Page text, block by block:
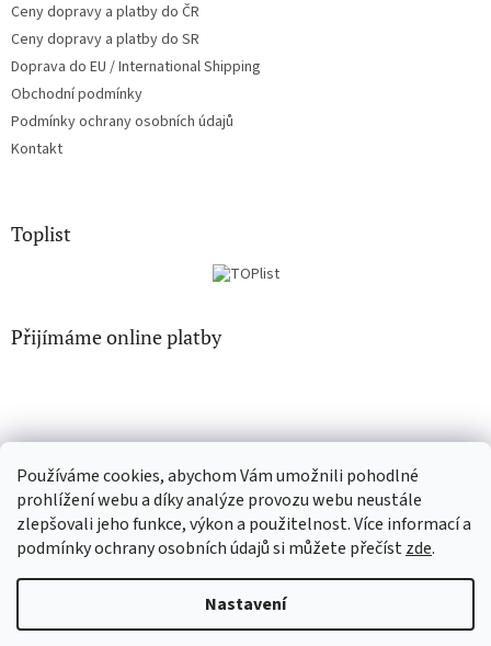
Používáme cookies, abychom Vám umožnili pohodlné
prohlížení webu a díky analýze provozu webu neustále
zlepšovali jeho funkce, výkon a použitelnost. Více informací a
podmínky ochrany osobních údajů si můžete přečístzde.
Nastavení
Ceny dopravy a platby do ČR
Ceny dopravy a platby do SR
Doprava do EU / International Shipping
Obchodní podmínky
Podmínky ochrany osobních údajů
Kontakt
Toplist
Přijímáme online platby
EN-filmy.cz CD-Soundtrack.cz
Vytvořil Shoptet